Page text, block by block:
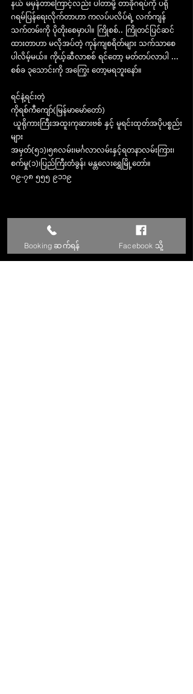
နယ် မမှန်တာကြောင့်လည်း ပါတာမို့ တာခိုဂရပ်ကို ပရို
ဂရမ်ပြန်ရေးလိုက်တာဟာ ကလပ်ပလိပ်ရဲ့ လက်ကျန်
သက်တမ်းကို ပိုတိုးစေမှာပါ။ ကြိုစစ်.. ကြိုတင်ပြင်ဆင်
ထားတာဟာ မလိုအပ်တဲ့ ကုန်ကျစရိတ်များ သက်သာစေ
ပါလိမ့်မယ်။ ကိုယ့်ဆီလာစစ် ရင်တော့ မတ်တပ်လာပါ ...
စစ်ခ ၃သောင်းကို အကြွေး တော့မရဘူးနော်။
ရင်နဲ့ရင်းတဲ့
ကိုရစ်ကီကျော်(မြန်မာမော်တော်)
များ
အမှတ်(၅၁)၊၅၈လမ်း၊မင်္ဂလာလမ်းနှင့်ရတနာလမ်းကြား၊
စက်မှု(၁)၊ပြည်ကြီးတံခွန်၊ မန္တလေးရွှေမြို့တော်။
၀၉-၇၈ ၅၅၅ ၉၁၁၉
Booking ဆက်ရန် Facebook သို့